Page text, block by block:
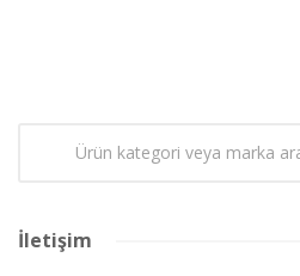
İletişim